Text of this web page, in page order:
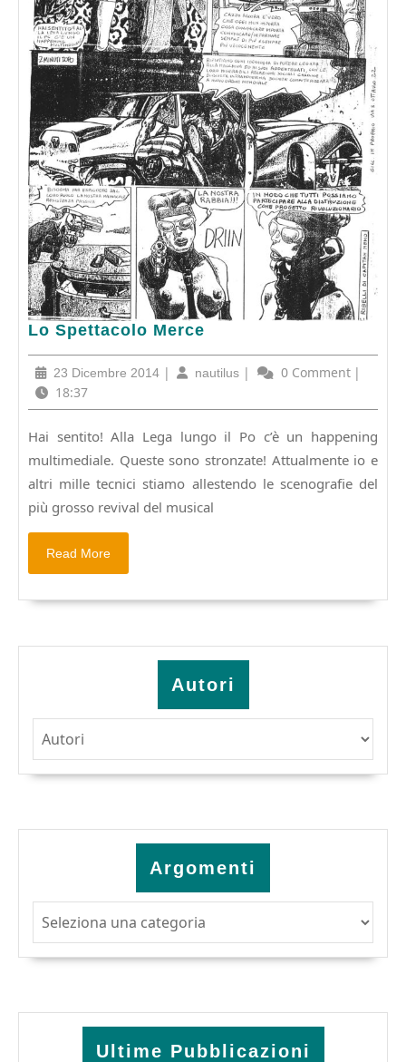
Lo Spettacolo Merce
Lo
Merce
23 Dicembre 2014 23
2014
| nautilus nautilus
| 0 Comment |
18:37
Hai sentito! Alla Lega lungo il Po c’è un happening
multimediale. Queste sono stronzate! Attualmente io e
altri mille tecnici stiamo allestendo le scenografie del
più grosso revival del musical
Read More
Autori
Argomenti
Ultime Pubblicazioni